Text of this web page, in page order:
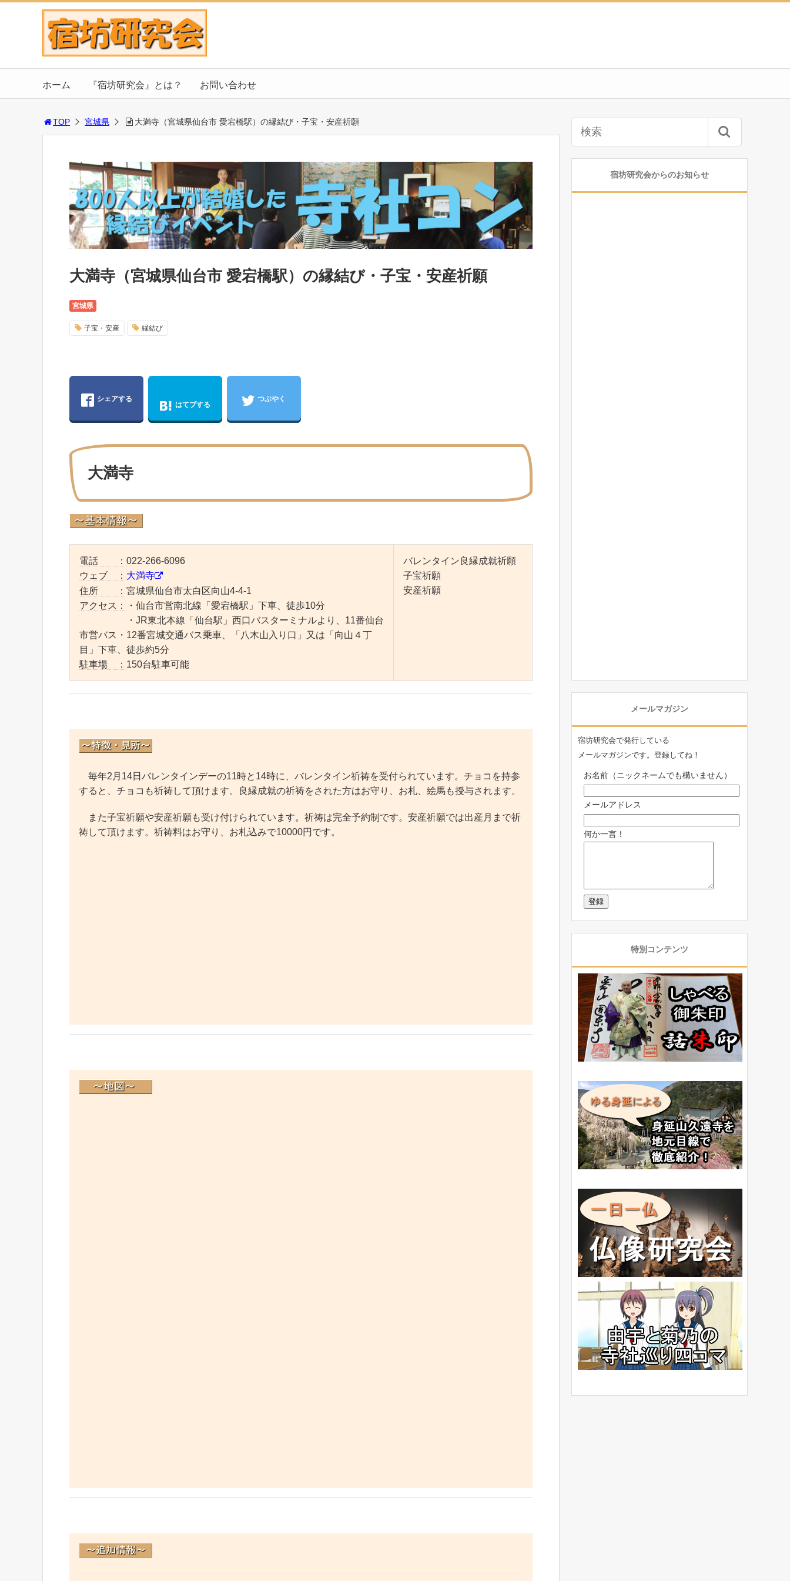
ホーム 『宿坊研究会』とは？ お問い合わせ
TOP 宮城県 大満寺（宮城県仙台市 愛宕橋駅）の縁結び・子宝・安産祈願
大満寺（宮城県仙台市 愛宕橋駅）の縁結び・子宝・安産祈願
宮城県
子宝・安産 縁結び
シェアする
はてブする
つぶやく
大満寺
電話 ： 022-266-6096
ウェブ ： 大満寺
住所 ： 宮城県仙台市太白区向山4-4-1
アクセス：
・仙台市営南北線「愛宕橋駅」下車、徒歩10分
・JR東北本線「仙台駅」西口バスターミナルより、11番仙台
市営バス・12番宮城交通バス乗車、「八木山入り口」又は「向山４丁
目」下車、徒歩約5分
駐車場 ： 150台駐車可能
バレンタイン良縁成就祈願
子宝祈願
安産祈願
毎年2月14日バレンタインデーの11時と14時に、バレンタイン祈祷を受付られています。チョコを持参
すると、チョコも祈祷して頂けます。良縁成就の祈祷をされた方はお守り、お札、絵馬も授与されます。
また子宝祈願や安産祈願も受け付けられています。祈祷は完全予約制です。安産祈願では出産月まで祈
祷して頂けます。祈祷料はお守り、お札込みで10000円です。
宿坊研究会からのお知らせ
メールマガジン
宿坊研究会で発行している
メールマガジンです。登録してね！
お名前（ニックネームでも構いません）
メールアドレス
何か一言！
特別コンテンツ